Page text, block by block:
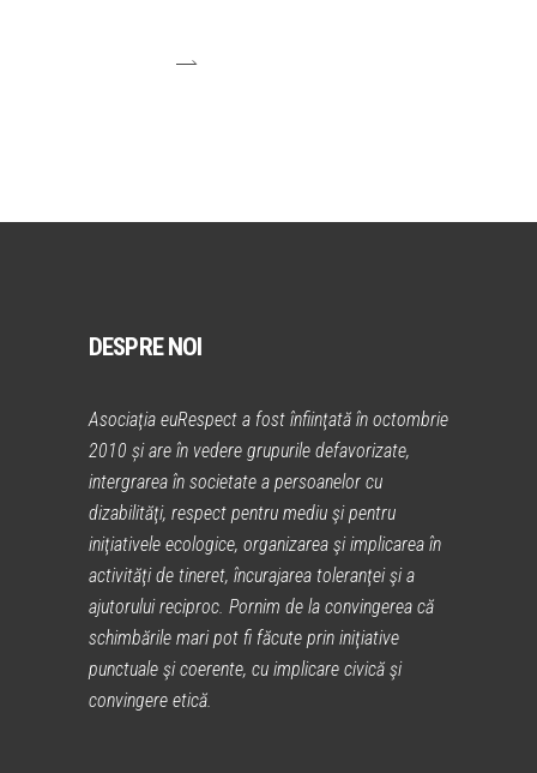
DESPRE NOI
Asociaţia euRespect a fost înfiinţată în octombrie
2010 și are în vedere grupurile defavorizate,
intergrarea în societate a persoanelor cu
dizabilităţi, respect pentru mediu şi pentru
iniţiativele ecologice, organizarea şi implicarea în
activităţi de tineret, încurajarea toleranţei şi a
ajutorului reciproc. Pornim de la convingerea că
schimbările mari pot fi făcute prin iniţiative
punctuale şi coerente, cu implicare civică şi
convingere etică.